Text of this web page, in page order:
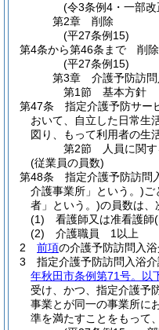
(令3条例4・一部改
第2章
削除
(平27条例15)
第4条から第46条まで
削除
(平27条例15)
第3章
介護予防訪
第1節
基本方針
第47条
指定介護予防サー
おいて、自立した日常生
図り、もって利用者の生
第2節
人員に関
(従業員の員数)
第48条
指定介護予防訪問
介護事業所」という。)ご
者」という。)の員数は、
(1)
看護師又は准看護師
(2)
介護職員 1以上
2
前項の介護予防訪問入
3
指定介護予防訪問入浴
年秋田市条例第71号。以
受け、かつ、指定介護予
事業とが同一の事業所に
準を満たすことをもって、